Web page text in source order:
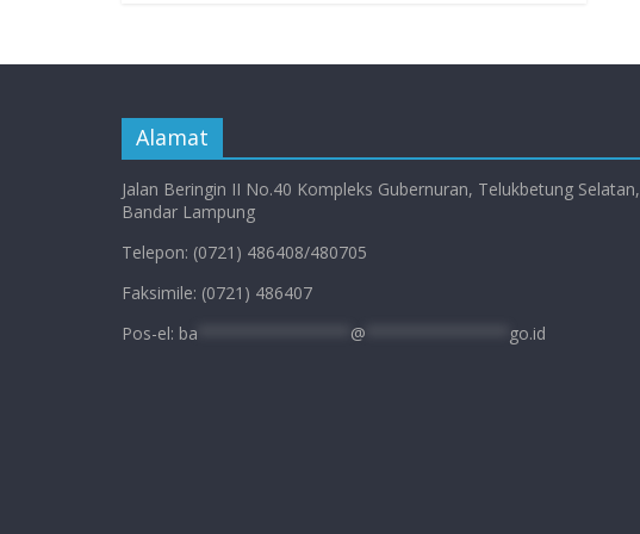
Alamat
Jalan Beringin II No.40 Kompleks Gubernuran, Telukbetung Selatan,
Bandar Lampung
Telepon: (0721) 486408/480705
Faksimile: (0721) 486407
Pos-el: ba @ go.id